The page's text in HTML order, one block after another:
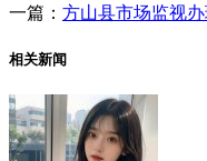
一篇： 方山县市场监视
相关新闻